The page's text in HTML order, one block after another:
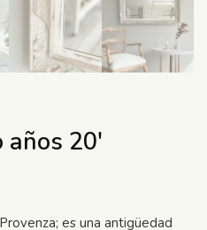
20′
es una antigüedad